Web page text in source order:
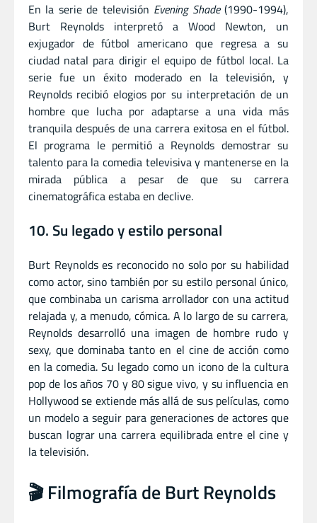
En la serie de televisión Evening Shade(1990-1994),
Burt Reynolds interpretó a Wood Newton, un
exjugador de fútbol americano que regresa a su
ciudad natal para dirigir el equipo de fútbol local. La
serie fue un éxito moderado en la televisión, y
Reynolds recibió elogios por su interpretación de un
hombre que lucha por adaptarse a una vida más
tranquila después de una carrera exitosa en el fútbol.
El programa le permitió a Reynolds demostrar su
talento para la comedia televisiva y mantenerse en la
mirada pública a pesar de que su carrera
cinematográfica estaba en declive.
10. Su legado y estilo personal
Burt Reynolds es reconocido no solo por su habilidad
como actor, sino también por su estilo personal único,
que combinaba un carisma arrollador con una actitud
relajada y, a menudo, cómica. A lo largo de su carrera,
Reynolds desarrolló una imagen de hombre rudo y
sexy, que dominaba tanto en el cine de acción como
en la comedia. Su legado como un icono de la cultura
pop de los años 70 y 80 sigue vivo, y su influencia en
Hollywood se extiende más allá de sus películas, como
un modelo a seguir para generaciones de actores que
buscan lograr una carrera equilibrada entre el cine y
la televisión.
🎬 Filmografía de Burt Reynolds